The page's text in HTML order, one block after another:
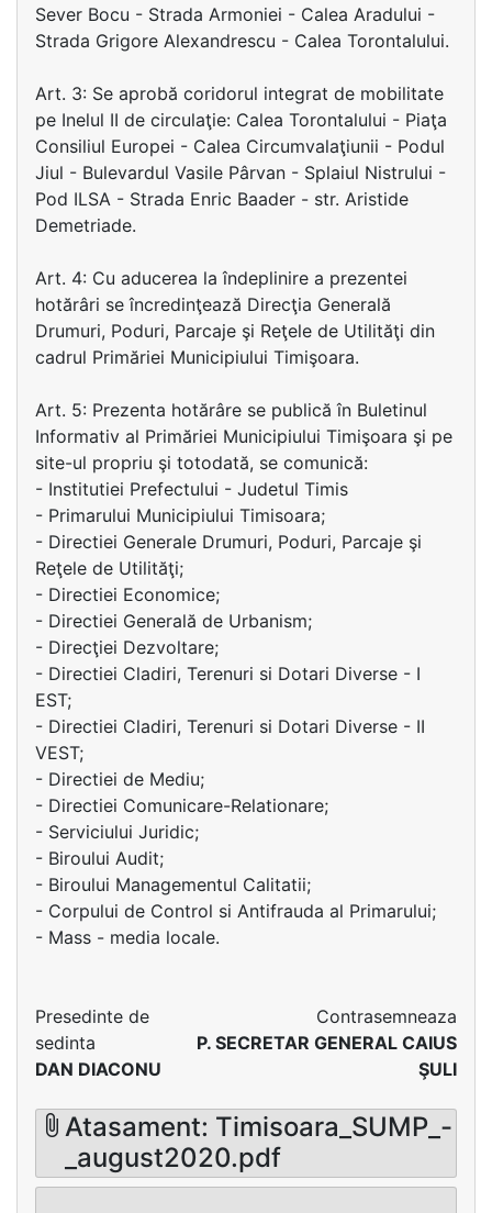
Sever Bocu - Strada Armoniei - Calea Aradului -
Strada Grigore Alexandrescu - Calea Torontalului.
Art. 3: Se aprobă coridorul integrat de mobilitate
pe Inelul II de circulaţie: Calea Torontalului - Piaţa
Consiliul Europei - Calea Circumvalaţiunii - Podul
Jiul - Bulevardul Vasile Pârvan - Splaiul Nistrului -
Pod ILSA - Strada Enric Baader - str. Aristide
Demetriade.
Art. 4: Cu aducerea la îndeplinire a prezentei
hotărâri se încredinţează Direcţia Generală
Drumuri, Poduri, Parcaje şi Reţele de Utilităţi din
cadrul Primăriei Municipiului Timişoara.
Art. 5: Prezenta hotărâre se publică în Buletinul
Informativ al Primăriei Municipiului Timişoara şi pe
site-ul propriu şi totodată, se comunică:
- Institutiei Prefectului - Judetul Timis
- Primarului Municipiului Timisoara;
- Directiei Generale Drumuri, Poduri, Parcaje şi
Reţele de Utilităţi;
- Directiei Economice;
- Directiei Generală de Urbanism;
- Direcţiei Dezvoltare;
- Directiei Cladiri, Terenuri si Dotari Diverse - I
EST;
- Directiei Cladiri, Terenuri si Dotari Diverse - II
VEST;
- Directiei de Mediu;
- Directiei Comunicare-Relationare;
- Serviciului Juridic;
- Biroului Audit;
- Biroului Managementul Calitatii;
- Corpului de Control si Antifrauda al Primarului;
- Mass - media locale.
Presedinte de
sedinta
DAN DIACONU
Contrasemneaza
P. SECRETAR GENERAL CAIUS
ŞULI
Atasament: Timisoara_SUMP_-
_august2020.pdf